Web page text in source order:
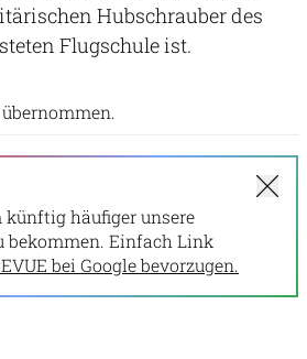
Hubschrauber des
Flugschule ist.
künftig häufiger unsere
bekommen. Einfach Link
bei Google bevorzugen.